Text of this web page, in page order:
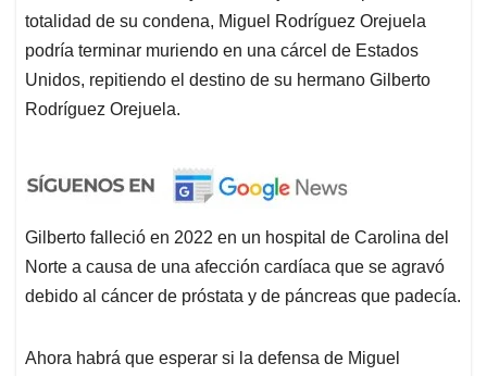
totalidad de su condena, Miguel Rodríguez Orejuela
podría terminar muriendo en una cárcel de Estados
Unidos, repitiendo el destino de su hermano Gilberto
Rodríguez Orejuela.
Gilberto falleció en 2022 en un hospital de Carolina del
Norte a causa de una afección cardíaca que se agravó
debido al cáncer de próstata y de páncreas que padecía.
Ahora habrá que esperar si la defensa de Miguel